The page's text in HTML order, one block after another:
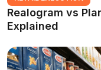
Realogram vs
Explained